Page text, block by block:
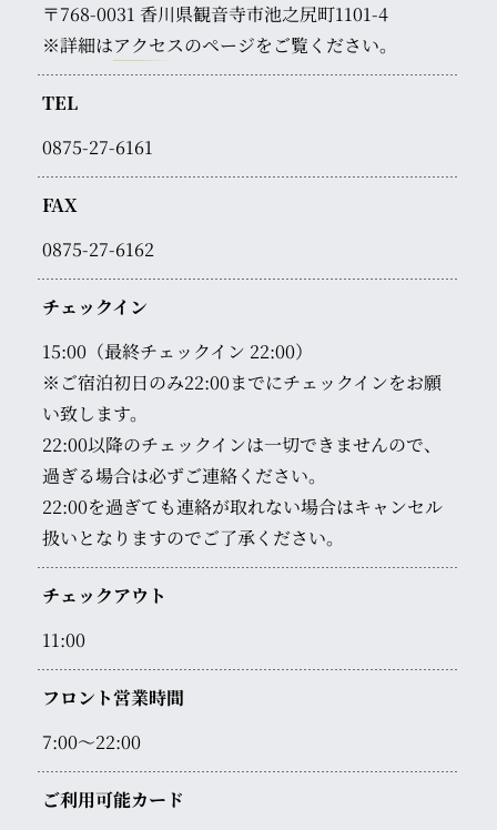
〒768-0031 香川県観音寺市池之尻町1101-4
※詳細はアクセスのページをご覧ください。
TEL
0875-27-6161
FAX
0875-27-6162
チェックイン
15:00（最終チェックイン 22:00）
※ご宿泊初日のみ22:00までにチェックインをお願
い致します。
22:00以降のチェックインは一切できませんので、
過ぎる場合は必ずご連絡ください。
22:00を過ぎても連絡が取れない場合はキャンセル
扱いとなりますのでご了承ください。
チェックアウト
11:00
フロント営業時間
7:00～22:00
ご利用可能カード